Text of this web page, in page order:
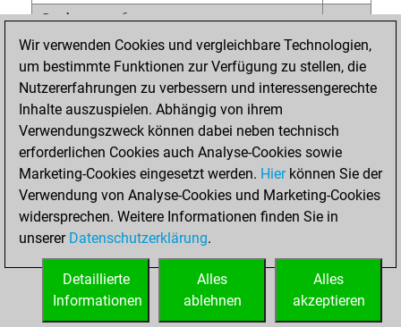
Springeropfer
0
Bauernopfer
0
Matt auf vollem Brett
0
Bauer setzt Matt
Erstickte Matts
Unterverwandlungen
0
Türme auf der siebten
0
STARTSEITE
Wir verwenden Cookies und vergleichbare Technologien,
um bestimmte Funktionen zur Verfügung zu stellen, die
Nutzererfahrungen zu verbessern und interessengerechte
Inhalte auszuspielen. Abhängig von ihrem
Verwendungszweck können dabei neben technisch
erforderlichen Cookies auch Analyse-Cookies sowie
Marketing-Cookies eingesetzt werden. Hierkönnen Sie der
Verwendung von Analyse-Cookies und Marketing-Cookies
widersprechen. Weitere Informationen finden Sie in
unserer Datenschutzerklärung.
Alles
akzeptieren
Alles
ablehnen
Detaillierte
Informationen